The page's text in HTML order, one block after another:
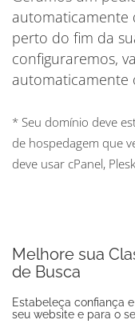
automaticamente
perto do fim da
configuraremos,
automaticamente
* Seu domínio deve
de hospedagem que
deve usar cPanel,
Melhore sua
de Busca
Estabeleça confiança
seu website e para o